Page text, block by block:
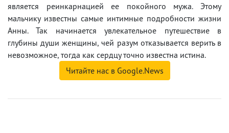
является реинкарнацией ее покойного мужа. Этому
мальчику известны самые интимные подробности жизни
Анны. Так начинается увлекательное путешествие в
глубины души женщины, чей разум отказывается верить в
невозможное, тогда как сердцу точно известна истина.
Читайте нас в Google.News